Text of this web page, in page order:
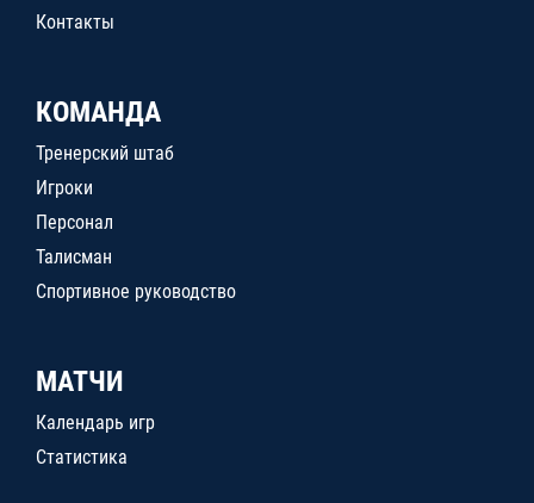
Контакты
КОМАНДА
Тренерский штаб
Игроки
Персонал
Талисман
Спортивное руководство
МАТЧИ
Календарь игр
Статистика